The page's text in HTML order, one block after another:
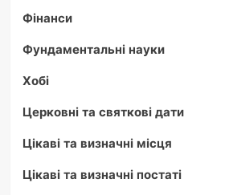
Фінанси
Фундаментальні науки
Хобі
Церковні та святкові дати
Цікаві та визначні місця
Цікаві та визначні постаті